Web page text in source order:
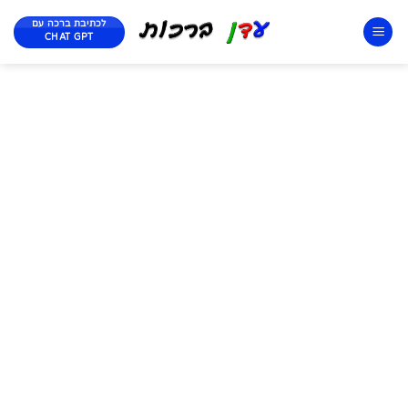
לכתיבת ברכה עם
CHAT GPT